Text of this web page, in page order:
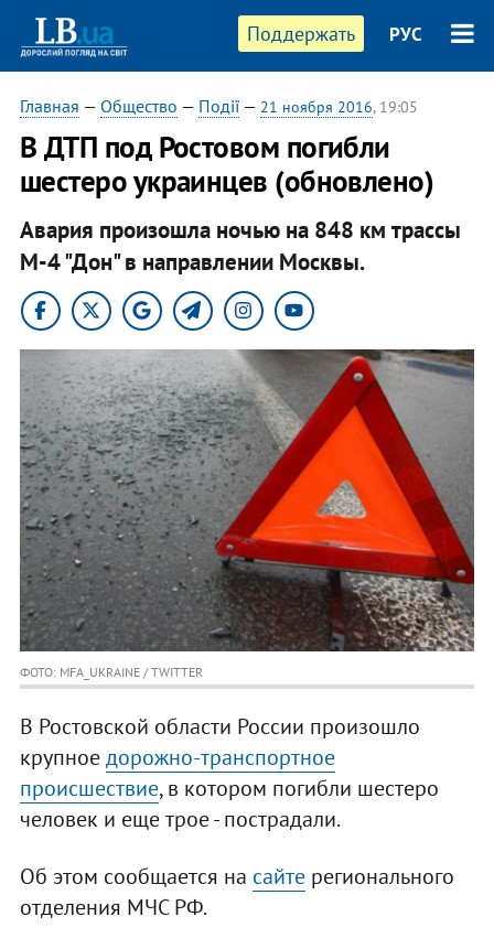
Поддержать РУС
Главная — Общество — Події— 21 ноября 2016, 19:05
В ДТП под Ростовом погибли
шестеро украинцев (обновлено)
Авария произошла ночью на 848 км трассы
М-4 "Дон" в направлении Москвы.
ФОТО: MFA_UKRAINE / TWITTER
В Ростовской области России произошло
крупноедорожно-транспортное
происшествие, в котором погибли шестеро
человек и еще трое - пострадали.
Об этом сообщается на сайтерегионального
отделения МЧС РФ.